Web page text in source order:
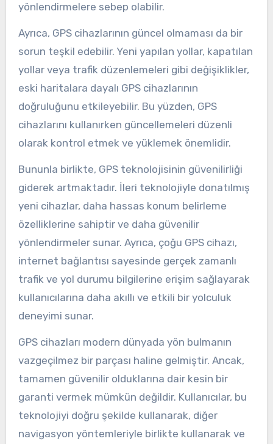
yönlendirmelere sebep olabilir.
Ayrıca, GPS cihazlarının güncel olmaması da bir
sorun teşkil edebilir. Yeni yapılan yollar, kapatılan
yollar veya trafik düzenlemeleri gibi değişiklikler,
eski haritalara dayalı GPS cihazlarının
doğruluğunu etkileyebilir. Bu yüzden, GPS
cihazlarını kullanırken güncellemeleri düzenli
olarak kontrol etmek ve yüklemek önemlidir.
Bununla birlikte, GPS teknolojisinin güvenilirliği
giderek artmaktadır. İleri teknolojiyle donatılmış
yeni cihazlar, daha hassas konum belirleme
özelliklerine sahiptir ve daha güvenilir
yönlendirmeler sunar. Ayrıca, çoğu GPS cihazı,
internet bağlantısı sayesinde gerçek zamanlı
trafik ve yol durumu bilgilerine erişim sağlayarak
kullanıcılarına daha akıllı ve etkili bir yolculuk
deneyimi sunar.
GPS cihazları modern dünyada yön bulmanın
vazgeçilmez bir parçası haline gelmiştir. Ancak,
tamamen güvenilir olduklarına dair kesin bir
garanti vermek mümkün değildir. Kullanıcılar, bu
teknolojiyi doğru şekilde kullanarak, diğer
navigasyon yöntemleriyle birlikte kullanarak ve